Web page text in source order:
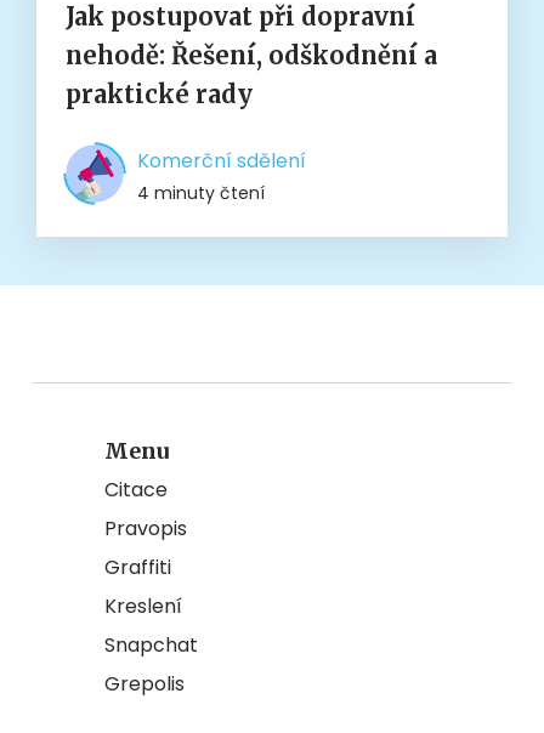
Jak postupovat při dopravní
nehodě: Řešení, odškodnění a
praktické rady
Komerční sdělení
4 minuty čtení
Menu
Citace
Pravopis
Graffiti
Kreslení
Snapchat
Grepolis